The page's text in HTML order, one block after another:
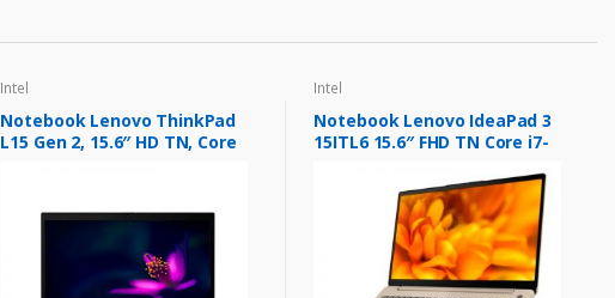
Intel
Notebook Lenovo ThinkPad
L15 Gen 2, 15.6″ HD TN, Core
Intel
Notebook Lenovo IdeaPad 3
15ITL6 15.6″ FHD TN Core i7-
DDR4-3200MHz